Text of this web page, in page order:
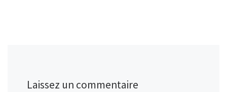
Laissez un commentaire